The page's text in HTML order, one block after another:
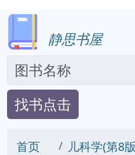
静思书屋
找书点击
首页 儿科学(第8